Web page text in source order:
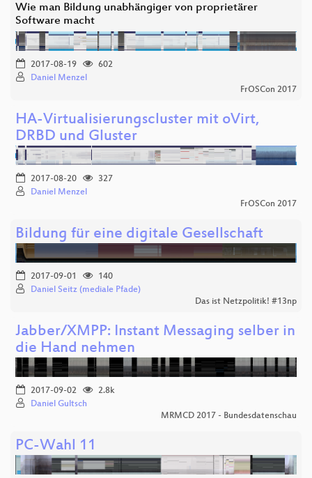
Wie man Bildung unabhängiger von proprietärer
Software macht
2017-08-19
602
Daniel Menzel
FrOSCon 2017
HA-Virtualisierungscluster mit oVirt,
DRBD und Gluster
2017-08-20
327
Daniel Menzel
FrOSCon 2017
Bildung für eine digitale Gesellschaft
2017-09-01
140
Daniel Seitz (mediale Pfade)
Das ist Netzpolitik! #13np
Jabber/XMPP: Instant Messaging selber in
die Hand nehmen
2017-09-02
2.8k
Daniel Gultsch
MRMCD 2017 - Bundesdatenschau
PC-Wahl 11